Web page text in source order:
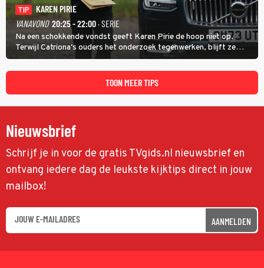
TIP
KAREN PIRIE
VANAVOND 20:25 - 22:00· SERIE
Na een schokkende vondst geeft Karen Pirie de hoop niet op.
Terwijl Catriona's ouders het onderzoek tegenwerken, blijft ze
speuren naar Adam. In deze slotaflevering van Karen Pirie leidt het
spoor via Frankrijk en Italië naar Malta.
TOON MEER TIPS
Nieuwsbrief
Schrijf je in voor de gratis TVgids.nl nieuwsbrief en
ontvang iedere dag de leukste kijktips direct in jouw
mailbox!
AANMELDEN